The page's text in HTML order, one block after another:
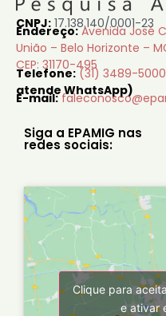
CNPJ: 17.138.140/0001-23
Endereço: Avenida José
União – Belo Horizonte –
CEP: 31170-495
Telefone: (31) 3489-5000
atende WhatsApp)
E-mail:
Siga a EPAMIG nas
redes sociais:
Clique para
e ativar